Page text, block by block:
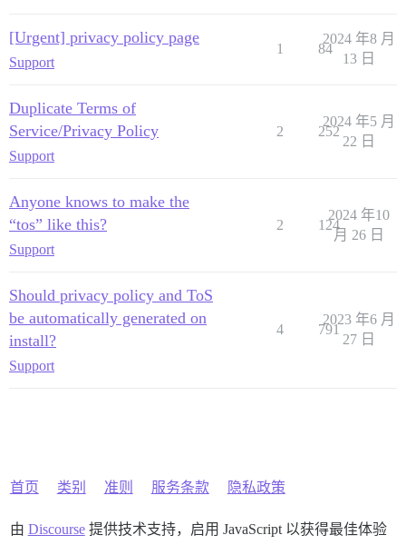
[Urgent] privacy policy page
Support
1 84
2024 年8 月
13 日
Duplicate Terms of
Service/Privacy Policy
Support
2 252
2024 年5 月
22 日
Anyone knows to make the
“tos” like this?
Support
2 124
2024 年10
月 26 日
Should privacy policy and ToS
be automatically generated on
install?
Support
4 791
2023 年6 月
27 日
首页 类别 准则 服务条款 隐私政策
由 Discourse提供技术支持，启用 JavaScript 以获得最佳体验